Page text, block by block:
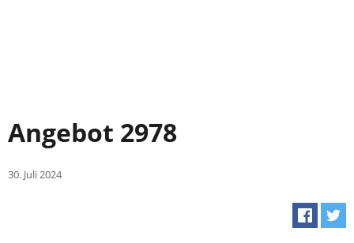
Angebot 2978
30. Juli 2024